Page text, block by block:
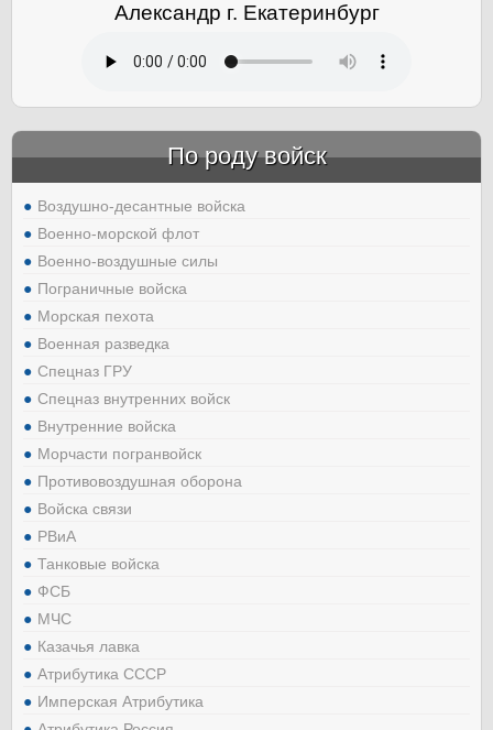
Александр г. Екатеринбург
По роду войск
Воздушно-десантные войска
Военно-морской флот
Военно-воздушные силы
Пограничные войска
Морская пехота
Военная разведка
Спецназ ГРУ
Спецназ внутренних войск
Внутренние войска
Морчасти погранвойск
Противовоздушная оборона
Войска связи
РВиА
Танковые войска
ФСБ
МЧС
Казачья лавка
Атрибутика СССР
Имперская Атрибутика